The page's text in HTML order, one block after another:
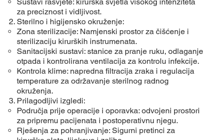
za preciznost i vidljivost.
Sterilno i higijensko okruženje:
Zona sterilizacije: Namjenski prostor za čišćenje i
sterilizaciju kirurških instrumenata.
Sanitacijski sustavi: stanice za pranje ruku, odlaganje
otpada i kontrolirana ventilacija za kontrolu infekcije.
Kontrola klime: napredna filtracija zraka i regulacija
temperature za održavanje sterilnog radnog
okruženja.
Prilagodljivi izgledi:
Područja prije operacije i oporavka: odvojeni prostori
za pripremu pacijenata i postoperativnu njegu.
Rješenja za pohranjivanje: Sigurni pretinci za